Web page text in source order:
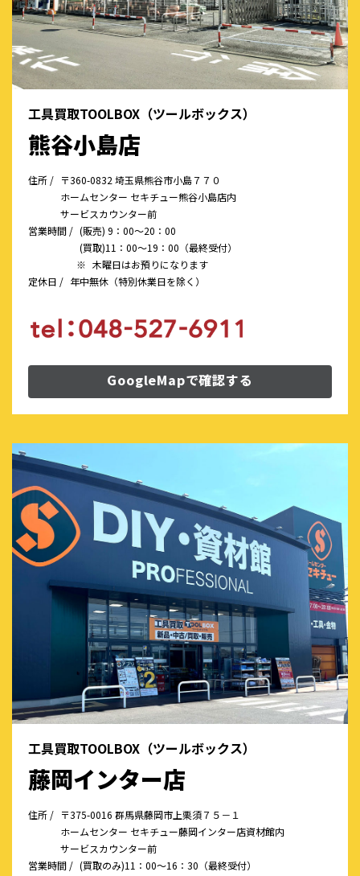
工具買取TOOLBOX（ツールボックス）
熊谷小島店
住所 / 〒360-0832 埼玉県熊谷市小島７７０
ホームセンター セキチュー熊谷小島店内
サービスカウンター前
営業時間 / (販売) 9：00～20：00
(買取)11：00～19：00（最終受付）
※ 木曜日はお預りになります
定休日 / 年中無休（特別休業日を除く）
GoogleMapで確認する
工具買取TOOLBOX（ツールボックス）
藤岡インター店
住所 / 〒375-0016 群馬県藤岡市上栗須７５－１
ホームセンター セキチュー藤岡インター店資材館内
サービスカウンター前
営業時間 / (買取のみ)11：00～16：30（最終受付）